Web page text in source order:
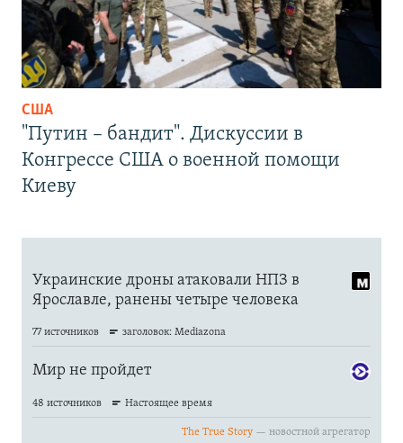
США
"Путин – бандит". Дискуссии в
Конгрессе США о военной помощи
Киеву